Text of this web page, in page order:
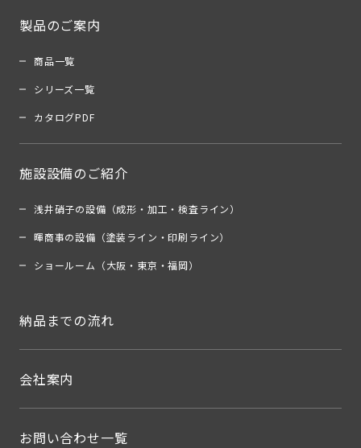
製品のご案内
商品一覧
シリーズ一覧
カタログPDF
施設設備のご紹介
浅井硝子の設備（成形・加工・検査ライン）
暉商事の設備（塗装ライン・印刷ライン）
ショールーム（大阪・東京・福岡）
納品までの流れ
会社案内
お問い合わせ一覧